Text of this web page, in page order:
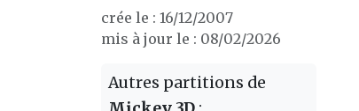
crée le : 16/12/2007
mis à jour le : 08/02/2026
Autres partitions de